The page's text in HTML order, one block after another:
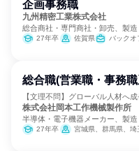
企画事務職
九州精密工業株式会社
総合商社・専門商社・卸売、製
27年卒 佐賀県 バックオフ
総合職(営業職・事務
【文理不問】グローバル人材へ
株式会社岡本工作機械製作所
半導体・電子機器メーカー、製
27年卒 宮城県、群馬県、埼玉県、神奈川県、富山県、静岡県、愛知